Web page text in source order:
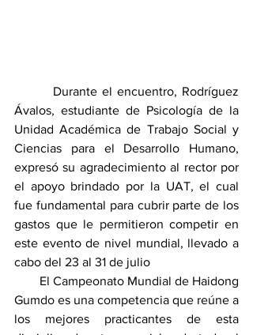
Durante el encuentro, Rodríguez
Ávalos, estudiante de Psicología de la
Unidad Académica de Trabajo Social y
Ciencias para el Desarrollo Humano,
expresó su agradecimiento al rector por
el apoyo brindado por la UAT, el cual
fue fundamental para cubrir parte de los
gastos que le permitieron competir en
este evento de nivel mundial, llevado a
cabo del 23 al 31 de julio
El Campeonato Mundial de Haidong
Gumdo es una competencia que reúne a
los mejores practicantes de esta